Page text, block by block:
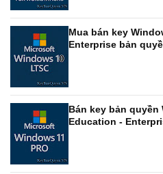
Mua bán key
Enterprise bản
Bán key bản quyền
Education -